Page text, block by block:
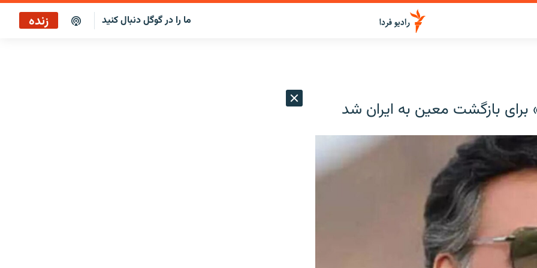
ما را در گوگل دنبال کنید زنده
برای بازگشت معین به ایران شد